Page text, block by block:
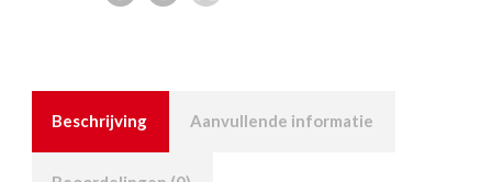
Beschrijving Aanvullende informatie